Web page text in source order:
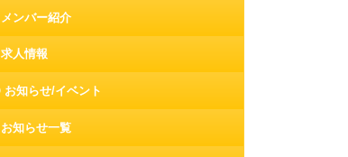
メンバー紹介
求人情報
お知らせ/イベント
お知らせ一覧